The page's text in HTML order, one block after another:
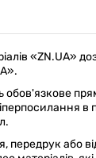
«ZN.UA»
в
передрук або